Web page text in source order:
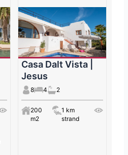
Casa Dalt Vista |
Jesus
8 4 2
200
m2
1 km
strand